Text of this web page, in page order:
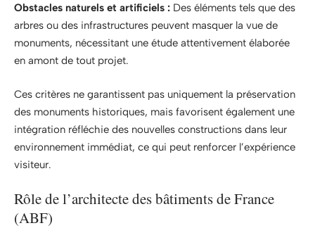
Obstacles naturels et artificiels : Des éléments tels que des
arbres ou des infrastructures peuvent masquer la vue de
monuments, nécessitant une étude attentivement élaborée
en amont de tout projet.
Ces critères ne garantissent pas uniquement la préservation
des monuments historiques, mais favorisent également une
intégration réfléchie des nouvelles constructions dans leur
environnement immédiat, ce qui peut renforcer l’expérience
visiteur.
Rôle de l’architecte des bâtiments de France
(ABF)